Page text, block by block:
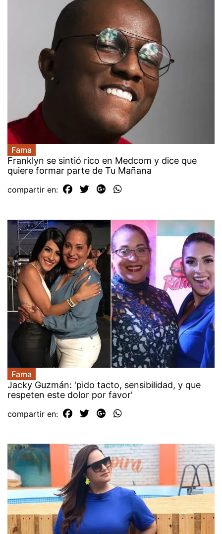
Fama
Franklyn se sintió rico en Medcom y dice que
quiere formar parte de Tu Mañana
compartir en:
Fama
Jacky Guzmán: 'pido tacto, sensibilidad, y que
respeten este dolor por favor'
compartir en: